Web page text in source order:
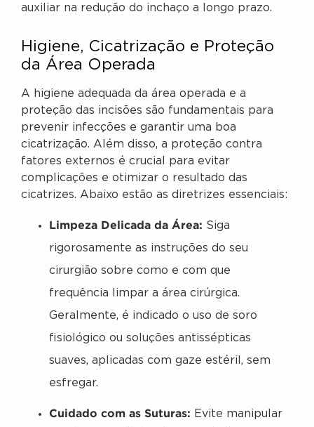
auxiliar na redução do inchaço a longo prazo.
Higiene, Cicatrização e Proteção
da Área Operada
A higiene adequada da área operada e a
proteção das incisões são fundamentais para
prevenir infecções e garantir uma boa
cicatrização. Além disso, a proteção contra
fatores externos é crucial para evitar
complicações e otimizar o resultado das
cicatrizes. Abaixo estão as diretrizes essenciais:
Limpeza Delicada da Área: Siga
rigorosamente as instruções do seu
cirurgião sobre como e com que
frequência limpar a área cirúrgica.
Geralmente, é indicado o uso de soro
fisiológico ou soluções antissépticas
suaves, aplicadas com gaze estéril, sem
esfregar.
Cuidado com as Suturas: Evite manipular